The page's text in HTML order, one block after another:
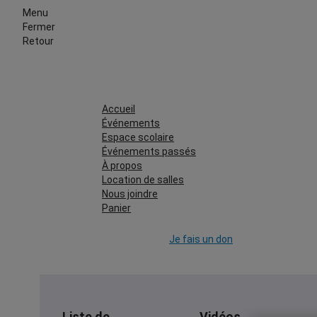
Menu
Fermer
Retour
Accueil
Événements
Espace scolaire
Événements passés
À propos
Location de salles
Nous joindre
Panier
Je fais un don